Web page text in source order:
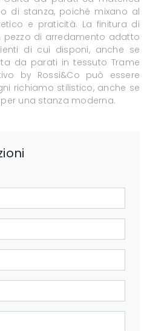
di stanza, poiché mixano al
e praticità. La finitura di
di arredamento adatto
di cui disponi, anche se
da parati in tessuto Trame
by Rossi&Co può essere
richiamo stilistico, anche se
una stanza moderna.